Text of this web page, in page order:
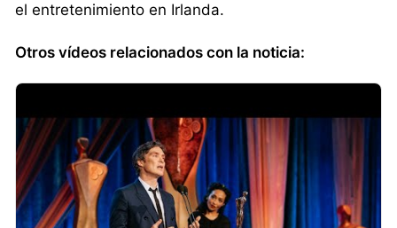
el entretenimiento en Irlanda.
Otros vídeos relacionados con la noticia: